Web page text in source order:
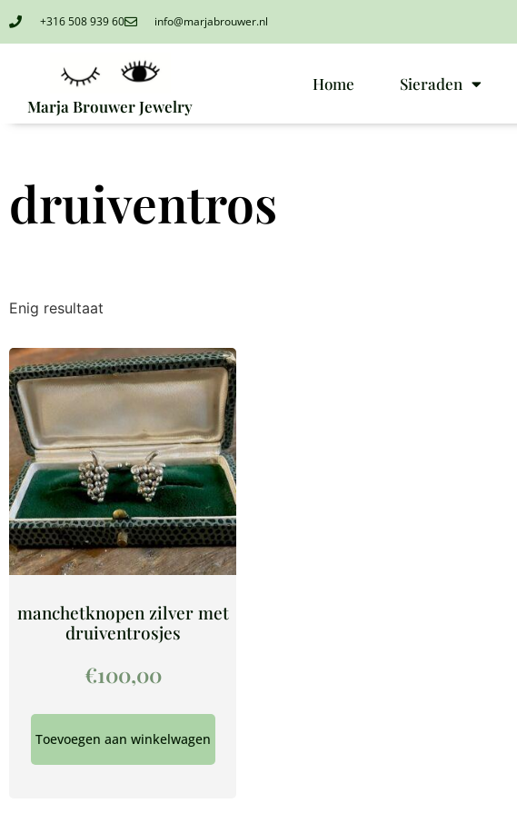
+316 508 939 60 info@marjabrouwer.nl
Marja Brouwer Jewelry
Home Sieraden
druiventros
Enig resultaat
manchetknopen zilver met
druiventrosjes
€100,00
Toevoegen aan winkelwagen